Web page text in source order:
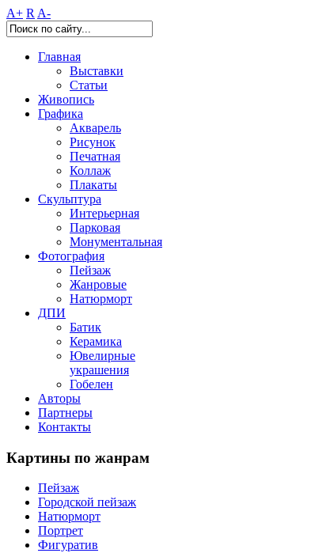
A+ R A-
Главная
Выставки
Статьи
Живопись
Графика
Акварель
Рисунок
Печатная
Коллаж
Плакаты
Скульптура
Интерьерная
Парковая
Монументальная
Фотография
Пейзаж
Жанровые
Натюрморт
ДПИ
Батик
Керамика
Ювелирные
украшения
Гобелен
Авторы
Партнеры
Контакты
Картины по жанрам
Пейзаж
Городской пейзаж
Натюрморт
Портрет
Фигуратив